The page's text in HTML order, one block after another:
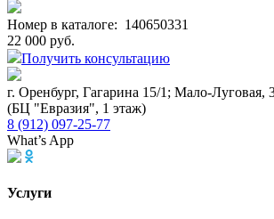
Номер в каталоге: 140650331
22 000 руб.
Получить консультацию
г. Оренбург, Гагарина 15/1; Мало-Луговая,
(БЦ "Евразия", 1 этаж)
8 (912) 097-25-77
What’s App
Услуги